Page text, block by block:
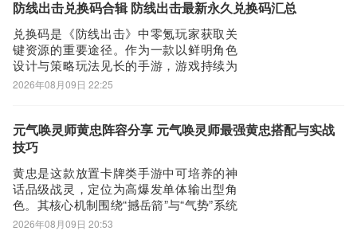
防线出击兑换码合辑 防线出击最新永久兑换码汇总
兑换码是《防线出击》中零氪玩家获取关
键资源的重要途径。作为一款以鲜明角色
设计与策略玩法见长的手游，游戏持续为
玩家提供高价值的永久性兑换福利。这些
雄强化水晶、初级轮盘筹码等一次性稀缺
道具，有效缓解新手阶段“无将可用”的成长
瓶颈。【
2026年08月09日 22:25
元气唤灵师黄忠阵容分享 元气唤灵师最强黄忠搭配与实战
技巧
黄忠是这款放置卡牌类手游中可培养的神
话品级战灵，定位为高爆发单体输出型角
色。其核心机制围绕“撼岳箭”与“气势”系统
展开：入场时自动发射撼岳箭，对路径上
2026年08月09日 20:53